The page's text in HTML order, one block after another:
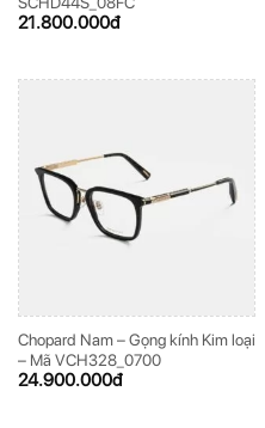
21.800.000đ
Chopard Nam – Gọng kính Kim loại
– Mã VCH328_0700
24.900.000đ